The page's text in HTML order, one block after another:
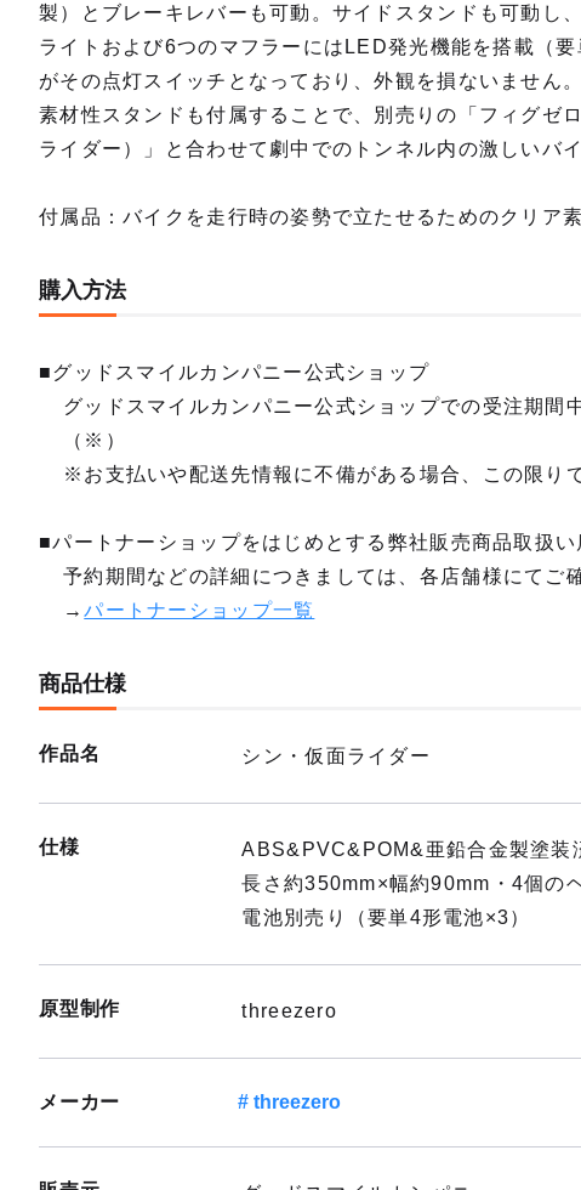
製）とブレーキレバーも可動。サイドスタンドも可動し
ライトおよび6つのマフラーにはLED発光機能を搭載（
がその点灯スイッチとなっており、外観を損ないません
素材性スタンドも付属することで、別売りの「フィグ
ライダー）」と合わせて劇中でのトンネル内の激しいバ
付属品：バイクを走行時の姿勢で立たせるためのクリア
購入方法
■グッドスマイルカンパニー公式ショップ
グッドスマイルカンパニー公式ショップでの受注期間
（※）
※お支払いや配送先情報に不備がある場合、この限り
■パートナーショップをはじめとする弊社販売商品取扱い
予約期間などの詳細につきましては、各店舗様にてご
→パートナーショップ一覧
商品仕様
作品名 シン・仮面ライダー
仕様
ABS&PVC&POM&亜鉛合金製塗装
長さ約350mm×幅約90mm・4個の
電池別売り（要単4形電池×3）
原型制作 threezero
メーカー threezero